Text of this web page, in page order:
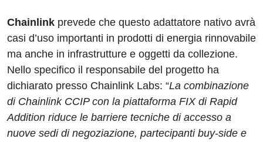
Chainlink prevede che questo adattatore nativo avrà
casi d’uso importanti in ​​prodotti di energia rinnovabile
ma anche in infrastrutture e oggetti da collezione.
Nello specifico il responsabile del progetto ha
dichiarato presso Chainlink Labs: “La combinazione
di Chainlink CCIP con la piattaforma FIX di Rapid
Addition riduce le barriere tecniche di accesso a
nuove sedi di negoziazione, partecipanti buy-side e